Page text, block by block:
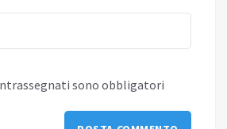
sono obbligatori